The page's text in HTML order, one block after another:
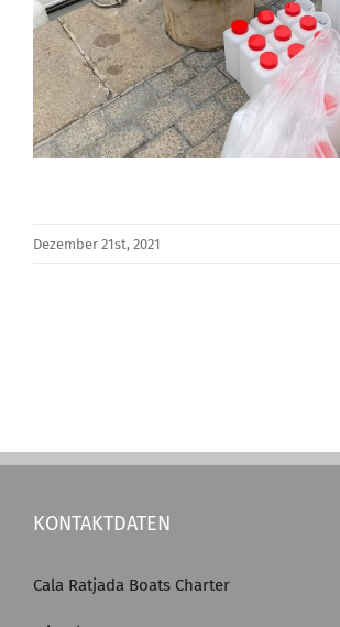
Dezember 21st, 2021
KONTAKTDATEN
Cala Ratjada Boats Charter